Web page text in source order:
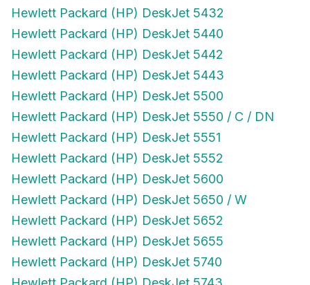
Hewlett Packard (HP) DeskJet 5432
Hewlett Packard (HP) DeskJet 5440
Hewlett Packard (HP) DeskJet 5442
Hewlett Packard (HP) DeskJet 5443
Hewlett Packard (HP) DeskJet 5500
Hewlett Packard (HP) DeskJet 5550 / C / DN
Hewlett Packard (HP) DeskJet 5551
Hewlett Packard (HP) DeskJet 5552
Hewlett Packard (HP) DeskJet 5600
Hewlett Packard (HP) DeskJet 5650 / W
Hewlett Packard (HP) DeskJet 5652
Hewlett Packard (HP) DeskJet 5655
Hewlett Packard (HP) DeskJet 5740